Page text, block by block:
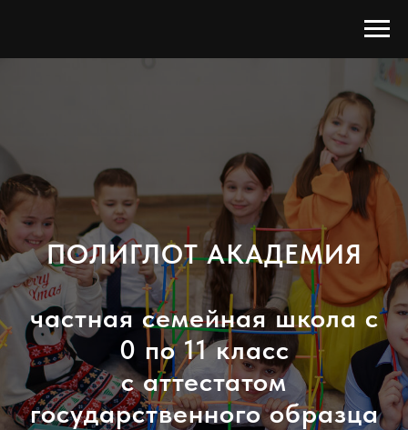
ПОЛИГЛОТ АКАДЕМИЯ
частная семейная школа с
0 по 11 класс
с аттестатом
государственного образца